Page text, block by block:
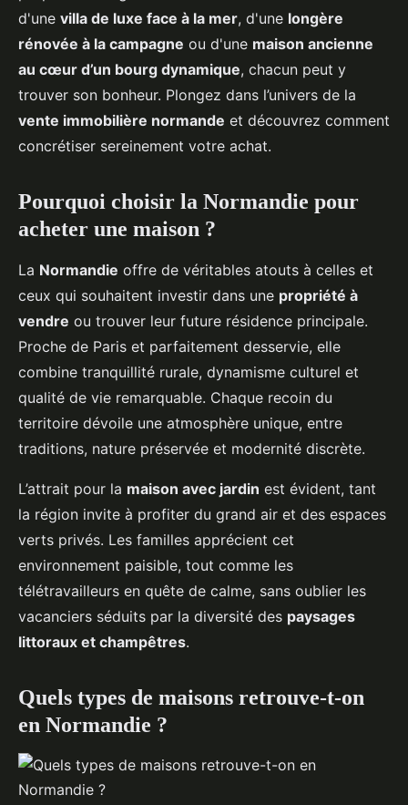
d'une villa de luxe face à la mer, d'une longère
rénovée à la campagne ou d'une maison ancienne
au cœur d’un bourg dynamique, chacun peut y
trouver son bonheur. Plongez dans l’univers de la
vente immobilière normande et découvrez comment
concrétiser sereinement votre achat.
Pourquoi choisir la Normandie pour
acheter une maison ?
La Normandie offre de véritables atouts à celles et
ceux qui souhaitent investir dans une propriété à
vendre ou trouver leur future résidence principale.
Proche de Paris et parfaitement desservie, elle
combine tranquillité rurale, dynamisme culturel et
qualité de vie remarquable. Chaque recoin du
territoire dévoile une atmosphère unique, entre
traditions, nature préservée et modernité discrète.
L’attrait pour la maison avec jardin est évident, tant
la région invite à profiter du grand air et des espaces
verts privés. Les familles apprécient cet
environnement paisible, tout comme les
télétravailleurs en quête de calme, sans oublier les
vacanciers séduits par la diversité des paysages
littoraux et champêtres.
Quels types de maisons retrouve-t-on
en Normandie ?